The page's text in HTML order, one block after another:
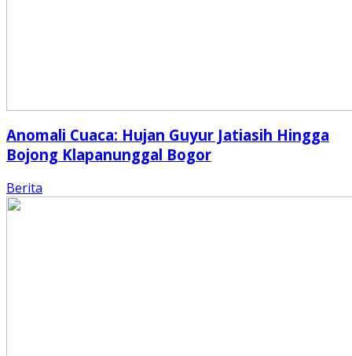
Anomali Cuaca: Hujan Guyur Jatiasih Hingga
Bojong Klapanunggal Bogor
Berita